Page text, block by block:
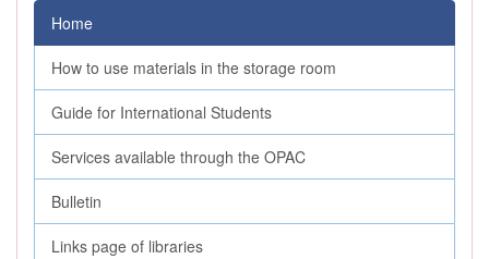
Home
How to use materials in the storage room
Guide for International Students
Services available through the OPAC
Bulletin
Links page of libraries